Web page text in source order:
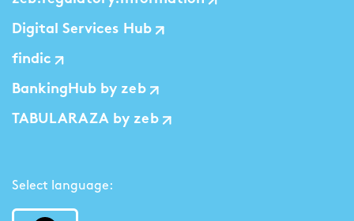
Digital Services Hub
findic
BankingHub by zeb
TABULARAZA by zeb
Select language: